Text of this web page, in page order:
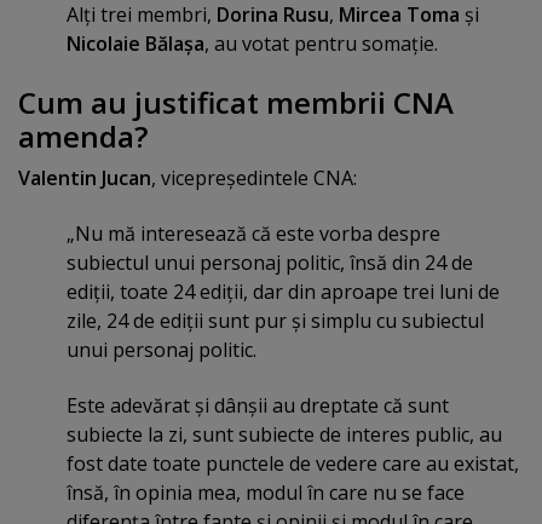
Alţi trei membri, Dorina Rusu, Mircea Toma şi
Nicolaie Bălaşa, au votat pentru somaţie.
Cum au justificat membrii CNA
amenda?
Valentin Jucan, vicepreşedintele CNA:
„Nu mă interesează că este vorba despre
subiectul unui personaj politic, însă din 24 de
ediţii, toate 24 ediţii, dar din aproape trei luni de
zile, 24 de ediţii sunt pur şi simplu cu subiectul
unui personaj politic.
Este adevărat şi dânşii au dreptate că sunt
subiecte la zi, sunt subiecte de interes public, au
fost date toate punctele de vedere care au existat,
însă, în opinia mea, modul în care nu se face